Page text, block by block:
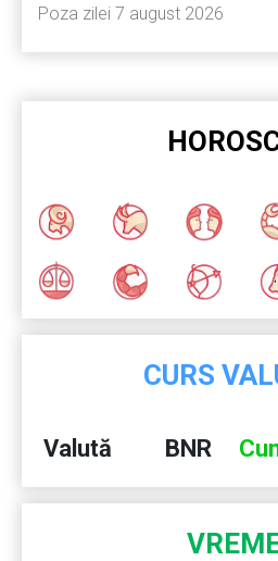
Poza zilei 7 august 2026
CURS
Valută BNR